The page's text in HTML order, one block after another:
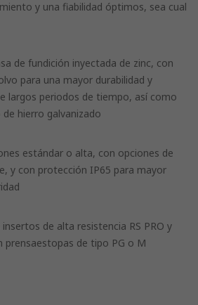
y una fiabilidad óptimos, sea cual
de fundición inyectada de zinc, con
para una mayor durabilidad y
largos periodos de tiempo, así como
hierro galvanizado
estándar o alta, con opciones de
y con protección IP65 para mayor
de alta resistencia RS PRO y
prensaestopas de tipo PG o M